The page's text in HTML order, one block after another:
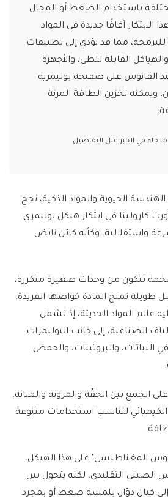
باستخدام الضغط أو المجال
آفاقًا جديدة في المواد
للبرمجة، مما قد يؤدي إلى تطبيقات
القابلة للطي، والأجهزة
الفانوس على صفيحة بوليمرية
تخزين الطاقة المرنة
جاء في الخبر قبل التفاصيل
الحيوية والمواد الذكية، نجح
كارولينا في ابتكار هيكل بوليمري
واستقلالية، وكأنه كائن نابض
تتكون من وحدات صغيرة متكررة،
تمنح المادة خواصها الفريدة.
عالم المواد الحديثة، إذ تشمل
الصناعية، إلى جانب البوليمرات
النباتات، والبروتينات، والحمض
الجمع بين الخفّة والمرونة والمتانة،
لتناسب استخدامات متنوعة
المغناطيسي" على هذا الهيكل،
التقليدي، لكنه يتحول بين
كيان دوّار، بلمسة ضغط أو بمجرد